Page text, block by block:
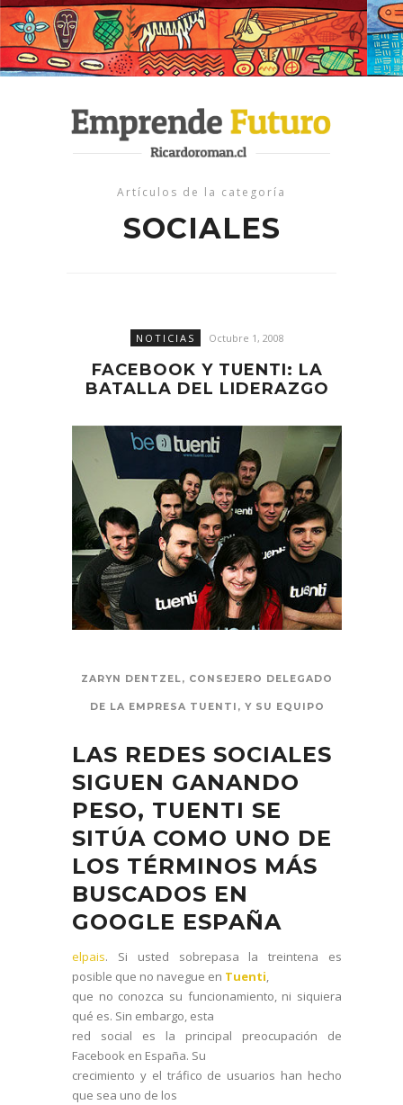
Artículos de la categoría
SOCIALES
NOTICIAS Octubre 1, 2008
FACEBOOK Y TUENTI: LA
BATALLA DEL LIDERAZGO
ZARYN DENTZEL, CONSEJERO DELEGADO
DE LA EMPRESA TUENTI, Y SU EQUIPO
LAS REDES SOCIALES
SIGUEN GANANDO
PESO, TUENTI SE
SITÚA COMO UNO DE
LOS TÉRMINOS MÁS
BUSCADOS EN
GOOGLE ESPAÑA
elpais. Si usted sobrepasa la treintena es
posible que no navegue en Tuenti,
que no conozca su funcionamiento, ni siquiera
qué es. Sin embargo, esta
red social es la principal preocupación de
Facebook en España. Su
crecimiento y el tráfico de usuarios han hecho
que sea uno de los